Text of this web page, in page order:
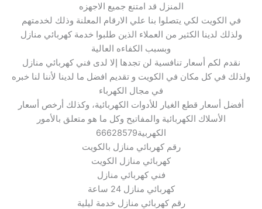
المنزل قد امتنع جميع الاجهزه
في الكويت لكي يتصلوا بنا علي الارقام المعلنة وذلك لخدمتهم
ولذلك لدينا الكثير من العملاء الذين طلبوا خدمة كهربائي منازل
وبسبب الكفاءه العالية
نقدم لكم أسعار تنافسية لن تجدها إلا لدى فني كهربائي منازل
ولذلك في كل مكان في الكويت و تقديم افضل ما لدينا لأننا لنا خبره
في مجال الكهرباء
أفضل أسعار قطع الغيار للأدوات الكهربائية، وكذلك أرخص أسعار
الأسلاك الكهربائية والمفاتيح وكل ما هو متعلق بالأمور
الكهربية66628579
رقم كهربائي منازل بالكويت
كهربائي منازل الكويت
فني كهربائي منازل
كهربائي منازل 24 ساعة
رقم كهربائي منازل خدمة ليلية